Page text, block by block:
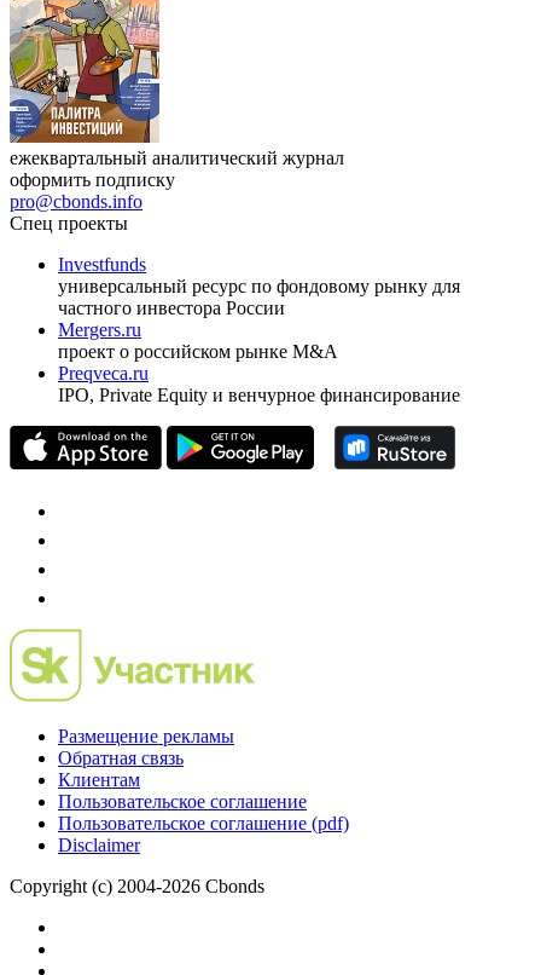
ежеквартальный аналитический журнал
оформить подписку
pro@cbonds.info
Спец проекты
Investfunds
универсальный ресурс по фондовому рынку для
частного инвестора России
Mergers.ru
проект о российском рынке M&A
Preqveca.ru
IPO, Private Equity и венчурное финансирование
Размещение рекламы
Обратная связь
Клиентам
Пользовательское соглашение
Пользовательское соглашение (pdf)
Disclaimer
Copyright (c) 2004-2026 Cbonds